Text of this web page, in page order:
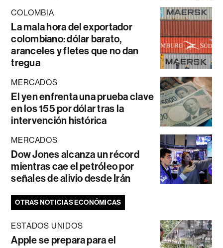
COLOMBIA
La mala hora del exportador
colombiano: dólar barato,
aranceles y fletes que no dan
tregua
MERCADOS
El yen enfrenta una prueba clave
en los 155 por dólar tras la
intervención histórica
MERCADOS
Dow Jones alcanza un récord
mientras cae el petróleo por
señales de alivio desde Irán
OTRAS NOTICIAS ECONÓMICAS
ESTADOS UNIDOS
Apple se prepara para el